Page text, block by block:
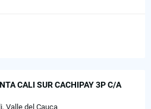
CALI SUR CACHIPAY 3P C/A
Valle del Cauca